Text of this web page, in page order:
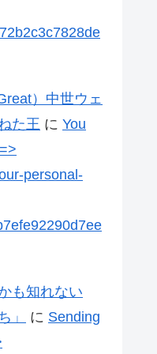
）中世ウェ
た王 に You
personal-
も知れない
」
に Sending